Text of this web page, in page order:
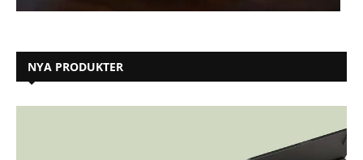
NYA PRODUKTER